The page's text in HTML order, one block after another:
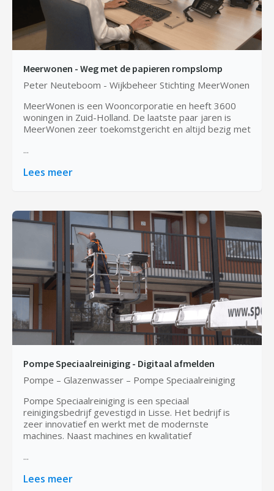
Meerwonen - Weg met de papieren rompslomp
Peter Neuteboom - Wijkbeheer Stichting MeerWonen
MeerWonen is een Wooncorporatie en heeft 3600
woningen in Zuid-Holland. De laatste paar jaren is
MeerWonen zeer toekomstgericht en altijd bezig met
...
Lees meer
Pompe Speciaalreiniging - Digitaal afmelden
Pompe – Glazenwasser – Pompe Speciaalreiniging
Pompe Speciaalreiniging is een speciaal
reinigingsbedrijf gevestigd in Lisse. Het bedrijf is
zeer innovatief en werkt met de modernste
machines. Naast machines en kwalitatief
...
Lees meer